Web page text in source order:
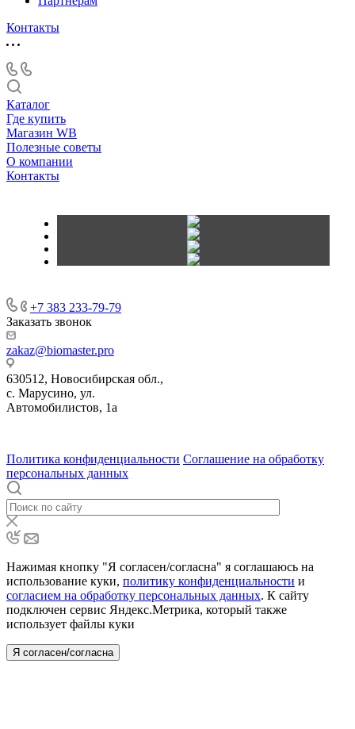
Контакты
Каталог
Где купить
Магазин WB
Полезные советы
О компании
Контакты
+7 383 233-79-79
Заказать звонок
zakaz@biomaster.pro
630512, Новосибирская обл.,
с. Марусино, ул.
Автомобилистов, 1а
Политика конфиденциальности Соглашение на обработку
персональных данных
Нажимая кнопку "Я согласен/согласна" я соглашаюсь на
использование куки, политику конфиденциальности и
согласием на обработку персональных данных. К сайту
подключен сервис Яндекс.Метрика, который также
использует файлы куки
Я согласен/согласна